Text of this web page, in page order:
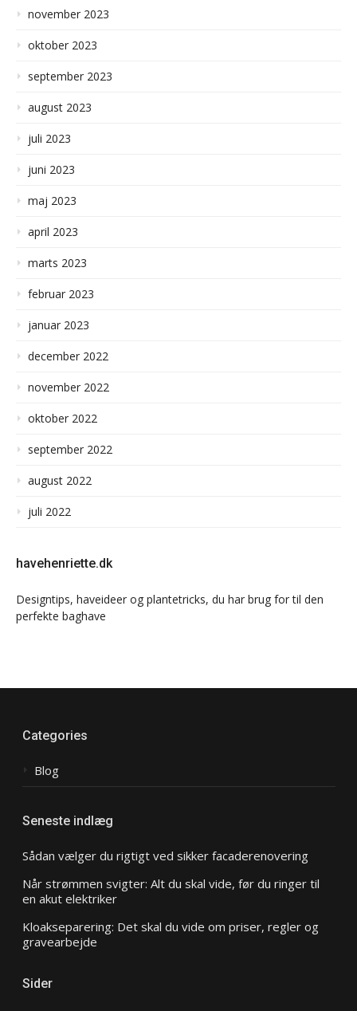
november 2023
oktober 2023
september 2023
august 2023
juli 2023
juni 2023
maj 2023
april 2023
marts 2023
februar 2023
januar 2023
december 2022
november 2022
oktober 2022
september 2022
august 2022
juli 2022
havehenriette.dk
Designtips, haveideer og plantetricks, du har brug for til den
perfekte baghave
Categories
Blog
Seneste indlæg
Sådan vælger du rigtigt ved sikker facaderenovering
Når strømmen svigter: Alt du skal vide, før du ringer til
en akut elektriker
Kloakseparering: Det skal du vide om priser, regler og
gravearbejde
Sider